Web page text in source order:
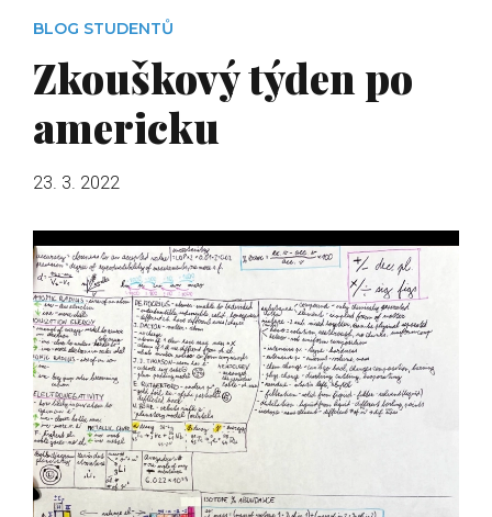
BLOG STUDENTŮ
Zkouškový týden po
americku
23. 3. 2022